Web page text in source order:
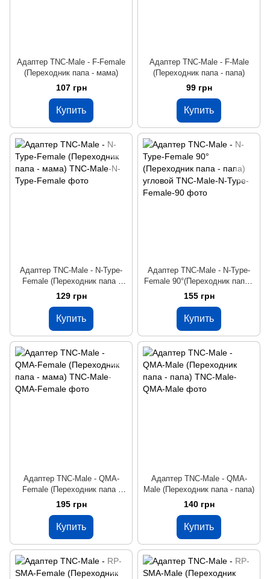
Адаптер TNC-Male - F-Female
(Переходник папа - мама)
107 грн
Купить
Адаптер TNC-Male - F-Male
(Переходник папа - папа)
99 грн
Купить
Адаптер TNC-Male - N-Type-
Female (Переходник папа -
мама)
129 грн
Купить
Адаптер TNC-Male - N-Type-
Female 90°(Переходник папа -
папа) угловой
155 грн
Купить
Адаптер TNC-Male - QMA-
Female (Переходник папа -
мама)
195 грн
Купить
Адаптер TNC-Male - QMA-
Male (Переходник папа - папа)
140 грн
Купить